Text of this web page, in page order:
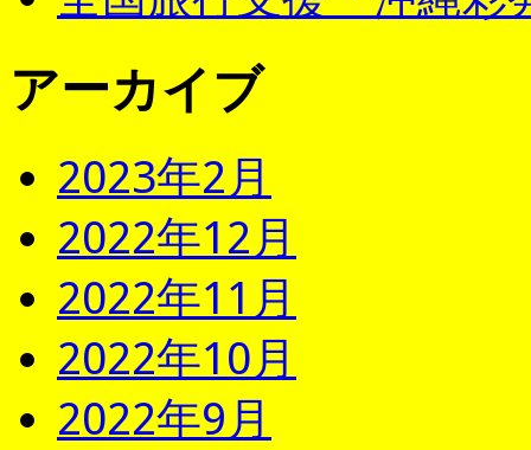
アーカイブ
2023年2月
2022年12月
2022年11月
2022年10月
2022年9月